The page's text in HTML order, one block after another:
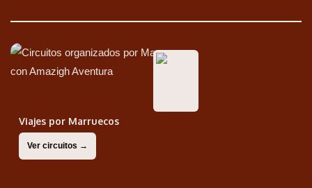
Viajes por Marruecos
Ver circuitos →